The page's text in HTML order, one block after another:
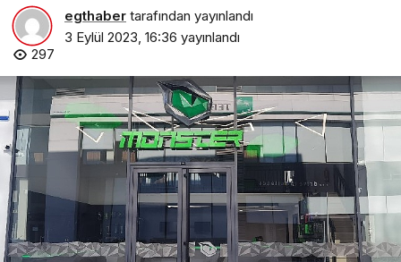
egthaber tarafından yayınlandı
3 Eylül 2023, 16:36 yayınlandı
297